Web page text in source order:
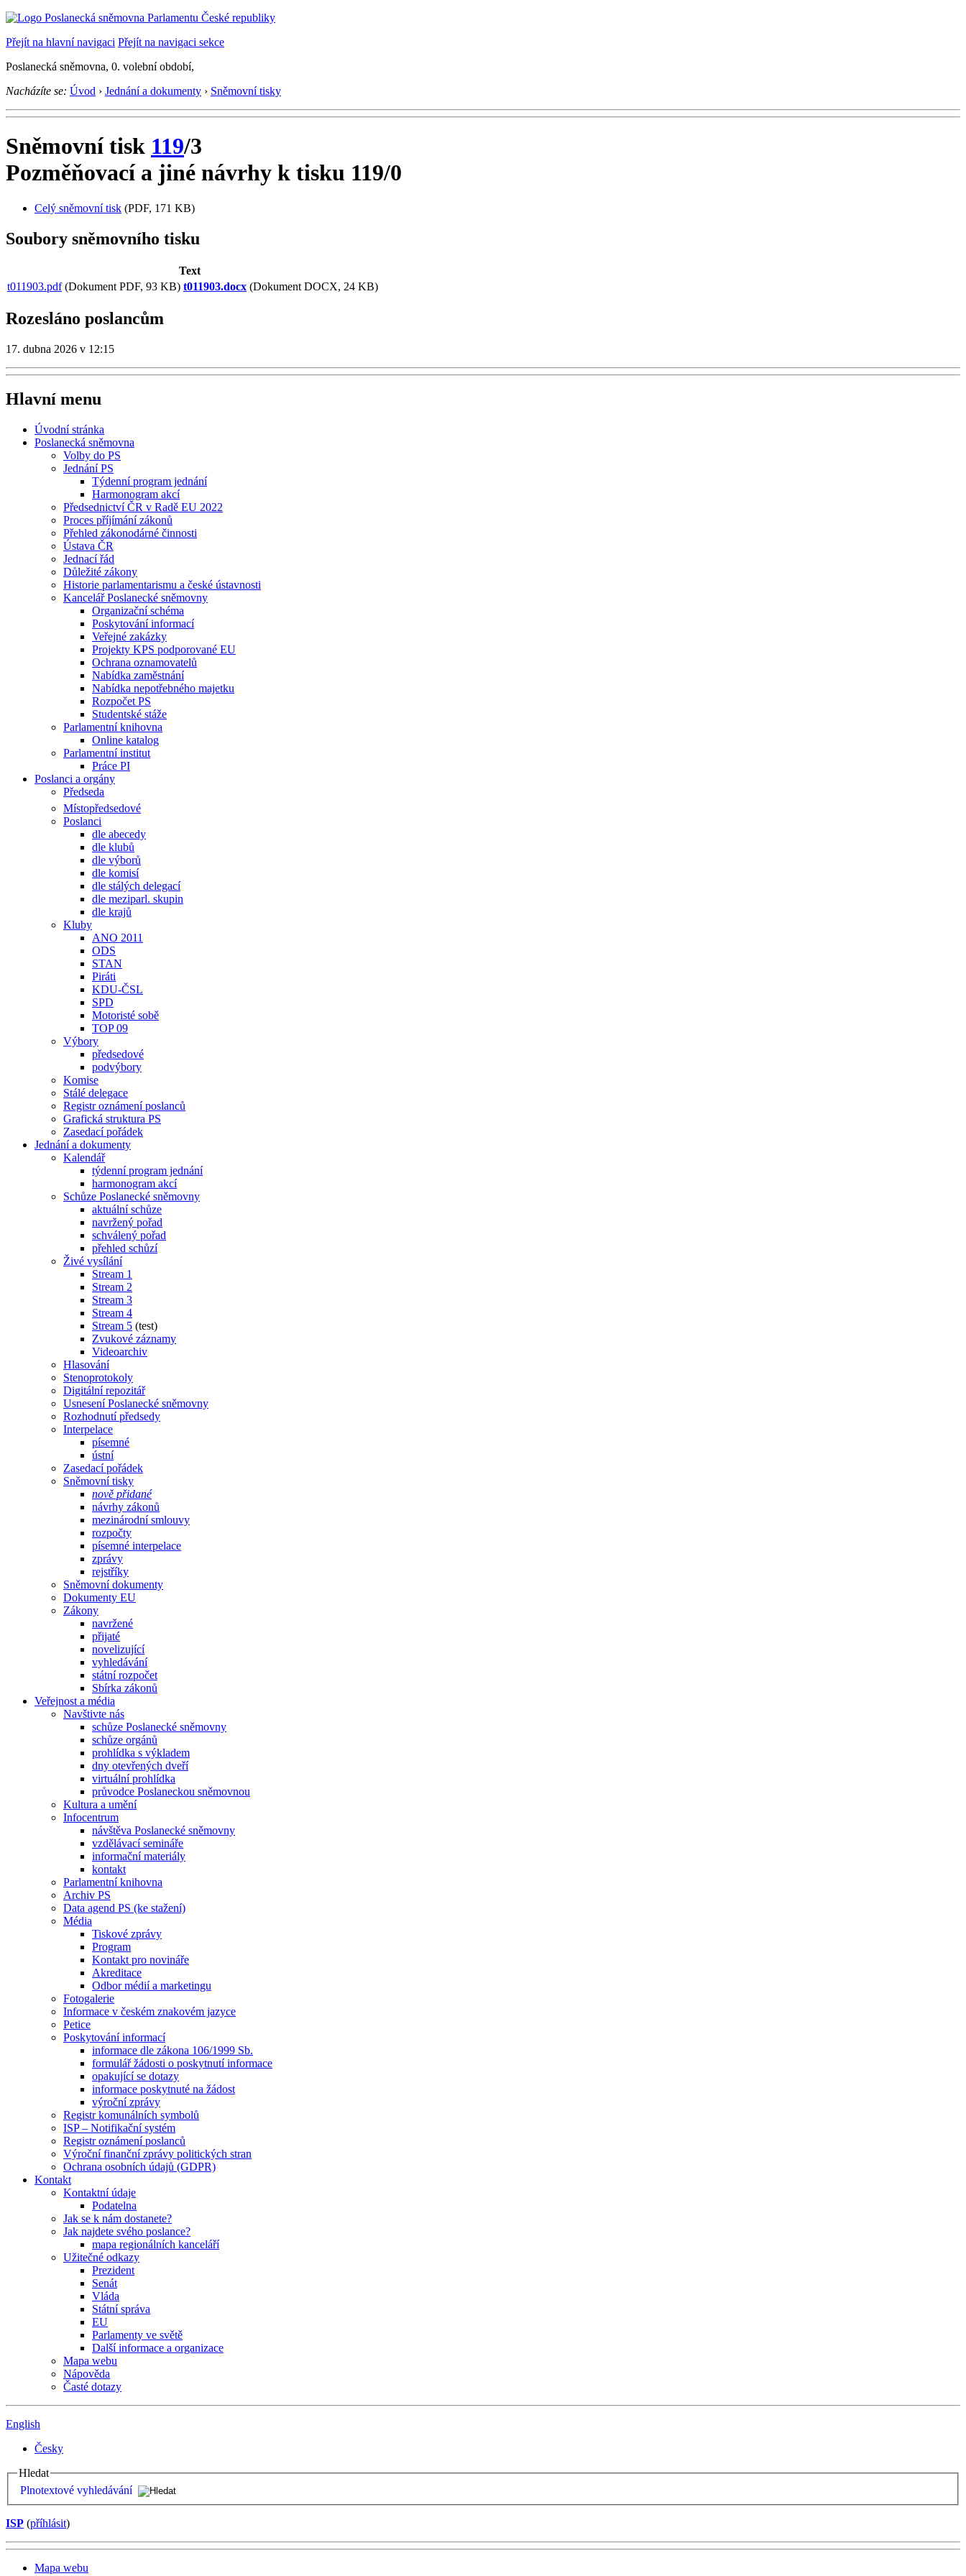
Přejít na hlavní navigaci Přejít na navigaci sekce
Poslanecká sněmovna, 0. volební období,
Nacházíte se: Úvod › Jednání a dokumenty › Sněmovní tisky
Sněmovní tisk 119/3
Pozměňovací a jiné návrhy k tisku 119/0
Celý sněmovní tisk (PDF, 171 KB)
Soubory sněmovního tisku
Text
t011903.pdf(Dokument PDF, 93 KB) t011903.docx (Dokument DOCX, 24 KB)
Rozesláno poslancům
17. dubna 2026 v 12:15
Hlavní menu
Úvodní stránka
Poslanecká sněmovna
Volby do PS
Jednání PS
Týdenní program jednání
Harmonogram akcí
Předsednictví ČR v Radě EU 2022
Proces příjímání zákonů
Přehled zákonodárné činnosti
Ústava ČR
Jednací řád
Důležité zákony
Historie parlamentarismu a české ústavnosti
Kancelář Poslanecké sněmovny
Organizační schéma
Poskytování informací
Veřejné zakázky
Projekty KPS podporované EU
Ochrana oznamovatelů
Nabídka zaměstnání
Nabídka nepotřebného majetku
Rozpočet PS
Studentské stáže
Parlamentní knihovna
Online katalog
Parlamentní institut
Práce PI
Poslanci a orgány
Předseda
Místopředsedové
Poslanci
dle abecedy
dle klubů
dle výborů
dle komisí
dle stálých delegací
dle meziparl. skupin
dle krajů
Kluby
ANO 2011
ODS
STAN
Piráti
KDU-ČSL
SPD
Motoristé sobě
TOP 09
Výbory
předsedové
podvýbory
Komise
Stálé delegace
Registr oznámení poslanců
Grafická struktura PS
Zasedací pořádek
Jednání a dokumenty
Kalendář
týdenní program jednání
harmonogram akcí
Schůze Poslanecké sněmovny
aktuální schůze
navržený pořad
schválený pořad
přehled schůzí
Živé vysílání
Stream 1
Stream 2
Stream 3
Stream 4
Stream 5 (test)
Zvukové záznamy
Videoarchiv
Hlasování
Stenoprotokoly
Digitální repozitář
Usnesení Poslanecké sněmovny
Rozhodnutí předsedy
Interpelace
písemné
ústní
Zasedací pořádek
Sněmovní tisky
nově přidané
návrhy zákonů
mezinárodní smlouvy
rozpočty
písemné interpelace
zprávy
rejstříky
Sněmovní dokumenty
Dokumenty EU
Zákony
navržené
přijaté
novelizující
vyhledávání
státní rozpočet
Sbírka zákonů
Veřejnost a média
Navštivte nás
schůze Poslanecké sněmovny
schůze orgánů
prohlídka s výkladem
dny otevřených dveří
virtuální prohlídka
průvodce Poslaneckou sněmovnou
Kultura a umění
Infocentrum
návštěva Poslanecké sněmovny
vzdělávací semináře
informační materiály
kontakt
Parlamentní knihovna
Archiv PS
Data agend PS (ke stažení)
Média
Tiskové zprávy
Program
Kontakt pro novináře
Akreditace
Odbor médií a marketingu
Fotogalerie
Informace v českém znakovém jazyce
Petice
Poskytování informací
informace dle zákona 106/1999 Sb.
formulář žádosti o poskytnutí informace
opakující se dotazy
informace poskytnuté na žádost
výroční zprávy
Registr komunálních symbolů
ISP – Notifikační systém
Registr oznámení poslanců
Výroční finanční zprávy politických stran
Ochrana osobních údajů (GDPR)
Kontakt
Kontaktní údaje
Podatelna
Jak se k nám dostanete?
Jak najdete svého poslance?
mapa regionálních kanceláří
Užitečné odkazy
Prezident
Senát
Vláda
Státní správa
EU
Parlamenty ve světě
Další informace a organizace
Mapa webu
Nápověda
Časté dotazy
English
Česky
Hledat
Plnotextové vyhledávání
ISP (příhlásit)
Mapa webu